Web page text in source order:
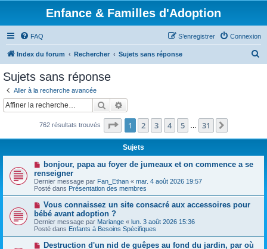
Enfance & Familles d'Adoption
FAQ Connexion
S’enregistrer
Index du forum Rechercher Sujets sans réponse
c
Sujets sans réponse
Aller à la recherche avancée
Rechercher
762 résultats trouvés Page 1sur31
1 2 3 4 5 31
Sujets
N
u
v
e
a
u
m
e
s
a
bonjour, papa au foyer de jumeaux et on commence a se
renseigner
Dernier message par Fan_Ethan « mar. 4 août 2026 19:57
Posté dans Présentation des membres
N
o
u
v
e
a
Vous connaissez un site consacré aux accessoires pour
bébé avant adoption ?
Dernier message par Mariange « lun. 3 août 2026 15:36
Posté dans Enfants à Besoins Spécifiques
NDestruction d'un nid de guêpes au fond du jardin, par où